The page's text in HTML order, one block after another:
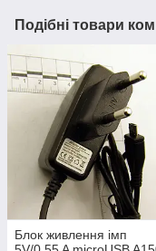
Подібні товари
Блок живлення імп